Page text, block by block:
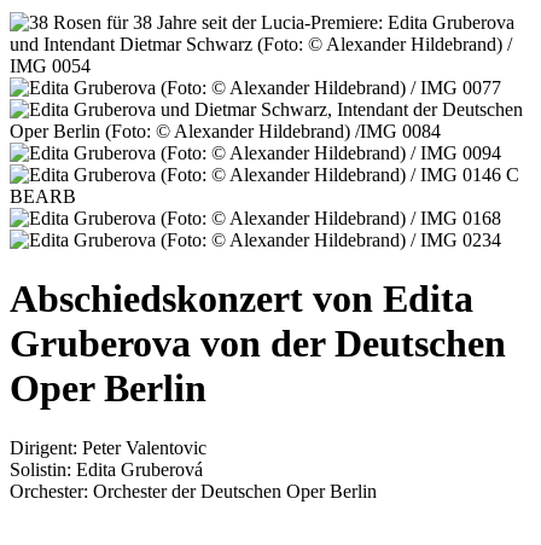
Abschiedskonzert von Edita
Gruberova von der Deutschen
Oper Berlin
Dirigent: Peter Valentovic
Solistin: Edita Gruberová
Orchester: Orchester der Deutschen Oper Berlin